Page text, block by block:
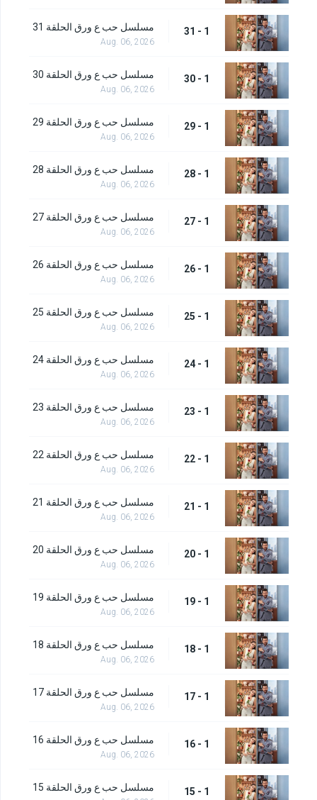
1 - 31 مسلسل حب ع ورق الحلقة 31
Aug. 06, 2026
1 - 30 مسلسل حب ع ورق الحلقة 30
Aug. 06, 2026
1 - 29 مسلسل حب ع ورق الحلقة 29
Aug. 06, 2026
1 - 28 مسلسل حب ع ورق الحلقة 28
Aug. 06, 2026
1 - 27 مسلسل حب ع ورق الحلقة 27
Aug. 06, 2026
1 - 26 مسلسل حب ع ورق الحلقة 26
Aug. 06, 2026
1 - 25 مسلسل حب ع ورق الحلقة 25
Aug. 06, 2026
1 - 24 مسلسل حب ع ورق الحلقة 24
Aug. 06, 2026
1 - 23 مسلسل حب ع ورق الحلقة 23
Aug. 06, 2026
1 - 22 مسلسل حب ع ورق الحلقة 22
Aug. 06, 2026
1 - 21 مسلسل حب ع ورق الحلقة 21
Aug. 06, 2026
1 - 20 مسلسل حب ع ورق الحلقة 20
Aug. 06, 2026
1 - 19 مسلسل حب ع ورق الحلقة 19
Aug. 06, 2026
1 - 18 مسلسل حب ع ورق الحلقة 18
Aug. 06, 2026
1 - 17 مسلسل حب ع ورق الحلقة 17
Aug. 06, 2026
1 - 16 مسلسل حب ع ورق الحلقة 16
Aug. 06, 2026
1 - 15 مسلسل حب ع ورق الحلقة 15